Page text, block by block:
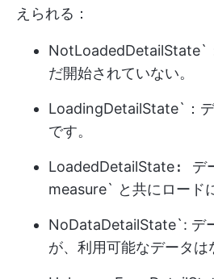
えられる：
NotLoadedDetailState`
だ開始されていない。
LoadingDetailState`：
です。
LoadedDetailState: デ
measure` と共にロード
NoDataDetailState`: デ
が、利用可能なデータは